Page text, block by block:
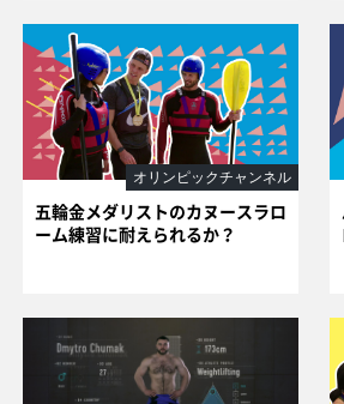
五輪金メダリストのカヌースラロ
ーム練習に耐えられるか？
オリンピックチャンネル